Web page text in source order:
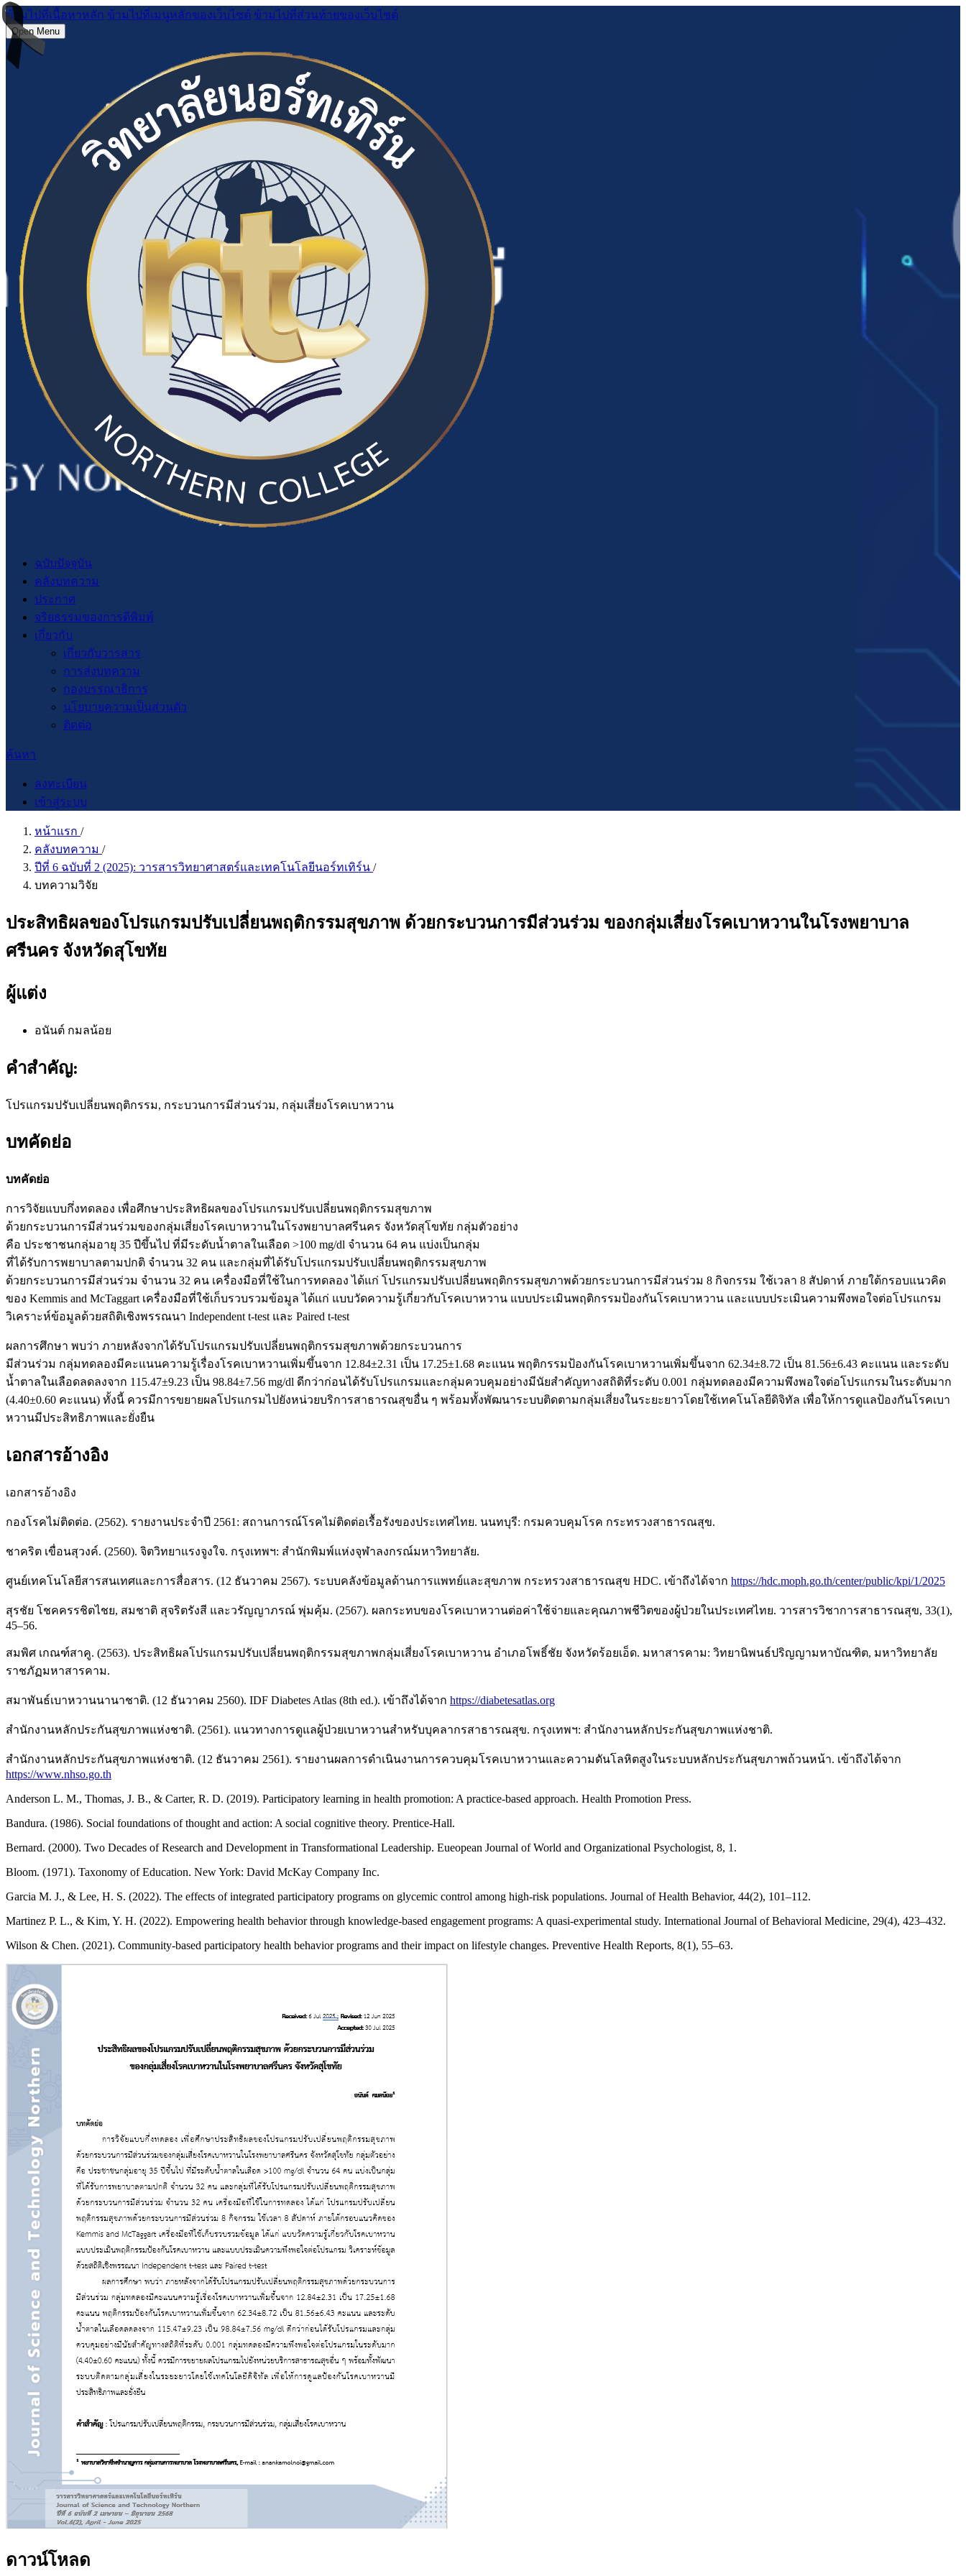
ข้ามไปที่เนื้อหาหลัก ข้ามไปที่เมนูหลักของเว็บไซต์ ข้ามไปที่ส่วนท้ายของเว็บไซต์
Open Menu
ฉบับปัจจุบัน
คลังบทความ
ประกาศ
จริยธรรมของการตีพิมพ์
เกี่ยวกับ
เกี่ยวกับวารสาร
การส่งบทความ
กองบรรณาธิการ
นโยบายความเป็นส่วนตัว
ติดต่อ
ค้นหา
ลงทะเบียน
เข้าสู่ระบบ
หน้าแรก /
คลังบทความ /
ปีที่ 6 ฉบับที่ 2 (2025): วารสารวิทยาศาสตร์และเทคโนโลยีนอร์ทเทิร์น /
บทความวิจัย
ประสิทธิผลของโปรแกรมปรับเปลี่ยนพฤติกรรมสุขภาพ ด้วยกระบวนการมีส่วนร่วม ของกลุ่มเสี่ยงโรคเบาหวานในโรงพยาบาล
ศรีนคร จังหวัดสุโขทัย
ผู้แต่ง
อนันต์ กมลน้อย
คำสำคัญ:
โปรแกรมปรับเปลี่ยนพฤติกรรม, กระบวนการมีส่วนร่วม, กลุ่มเสี่ยงโรคเบาหวาน
บทคัดย่อ
บทคัดย่อ
การวิจัยแบบกึ่งทดลอง เพื่อศึกษาประสิทธิผลของโปรแกรมปรับเปลี่ยนพฤติกรรมสุขภาพ
ด้วยกระบวนการมีส่วนร่วมของกลุ่มเสี่ยงโรคเบาหวานในโรงพยาบาลศรีนคร จังหวัดสุโขทัย กลุ่มตัวอย่าง
คือ ประชาชนกลุ่มอายุ 35 ปีขึ้นไป ที่มีระดับน้ำตาลในเลือด >100 mg/dl จำนวน 64 คน แบ่งเป็นกลุ่ม
ที่ได้รับการพยาบาลตามปกติ จำนวน 32 คน และกลุ่มที่ได้รับโปรแกรมปรับเปลี่ยนพฤติกรรมสุขภาพ
ด้วยกระบวนการมีส่วนร่วม จำนวน 32 คน เครื่องมือที่ใช้ในการทดลอง ได้แก่ โปรแกรมปรับเปลี่ยนพฤติกรรมสุขภาพด้วยกระบวนการมีส่วนร่วม 8 กิจกรรม ใช้เวลา 8 สัปดาห์ ภายใต้กรอบแนวคิด
ของ Kemmis and McTaggart เครื่องมือที่ใช้เก็บรวบรวมข้อมูล ได้แก่ แบบวัดความรู้เกี่ยวกับโรคเบาหวาน แบบประเมินพฤติกรรมป้องกันโรคเบาหวาน และแบบประเมินความพึงพอใจต่อโปรแกรม
วิเคราะห์ข้อมูลด้วยสถิติเชิงพรรณนา Independent t-test และ Paired t-test
ผลการศึกษา พบว่า ภายหลังจากได้รับโปรแกรมปรับเปลี่ยนพฤติกรรมสุขภาพด้วยกระบวนการ
มีส่วนร่วม กลุ่มทดลองมีคะแนนความรู้เรื่องโรคเบาหวานเพิ่มขึ้นจาก 12.84±2.31 เป็น 17.25±1.68 คะแนน พฤติกรรมป้องกันโรคเบาหวานเพิ่มขึ้นจาก 62.34±8.72 เป็น 81.56±6.43 คะแนน และระดับ
น้ำตาลในเลือดลดลงจาก 115.47±9.23 เป็น 98.84±7.56 mg/dl ดีกว่าก่อนได้รับโปรแกรมและกลุ่มควบคุมอย่างมีนัยสำคัญทางสถิติที่ระดับ 0.001 กลุ่มทดลองมีความพึงพอใจต่อโปรแกรมในระดับมาก
(4.40±0.60 คะแนน) ทั้งนี้ ควรมีการขยายผลโปรแกรมไปยังหน่วยบริการสาธารณสุขอื่น ๆ พร้อมทั้งพัฒนาระบบติดตามกลุ่มเสี่ยงในระยะยาวโดยใช้เทคโนโลยีดิจิทัล เพื่อให้การดูแลป้องกันโรคเบา
หวานมีประสิทธิภาพและยั่งยืน
เอกสารอ้างอิง
เอกสารอ้างอิง
กองโรคไม่ติดต่อ. (2562). รายงานประจำปี 2561: สถานการณ์โรคไม่ติดต่อเรื้อรังของประเทศไทย. นนทบุรี: กรมควบคุมโรค กระทรวงสาธารณสุข.
ชาคริต เขื่อนสุวงค์. (2560). จิตวิทยาแรงจูงใจ. กรุงเทพฯ: สำนักพิมพ์แห่งจุฬาลงกรณ์มหาวิทยาลัย.
ศูนย์เทคโนโลยีสารสนเทศและการสื่อสาร. (12 ธันวาคม 2567). ระบบคลังข้อมูลด้านการแพทย์และสุขภาพ กระทรวงสาธารณสุข HDC. เข้าถึงได้จาก https://hdc.moph.go.th/center/public/kpi/1/2025
สุรชัย โชคครรชิตไชย, สมชาติ สุจริตรังสี และวรัญญาภรณ์ พุ่มคุ้ม. (2567). ผลกระทบของโรคเบาหวานต่อค่าใช้จ่ายและคุณภาพชีวิตของผู้ป่วยในประเทศไทย. วารสารวิชาการสาธารณสุข, 33(1),
45–56.
สมพิศ เกณฑ์สาคู. (2563). ประสิทธิผลโปรแกรมปรับเปลี่ยนพฤติกรรมสุขภาพกลุ่มเสี่ยงโรคเบาหวาน อำเภอโพธิ์ชัย จังหวัดร้อยเอ็ด. มหาสารคาม: วิทยานิพนธ์ปริญญามหาบัณฑิต, มหาวิทยาลัย
ราชภัฏมหาสารคาม.
สมาพันธ์เบาหวานนานาชาติ. (12 ธันวาคม 2560). IDF Diabetes Atlas (8th ed.). เข้าถึงได้จาก https://diabetesatlas.org
สำนักงานหลักประกันสุขภาพแห่งชาติ. (2561). แนวทางการดูแลผู้ป่วยเบาหวานสำหรับบุคลากรสาธารณสุข. กรุงเทพฯ: สำนักงานหลักประกันสุขภาพแห่งชาติ.
สำนักงานหลักประกันสุขภาพแห่งชาติ. (12 ธันวาคม 2561). รายงานผลการดำเนินงานการควบคุมโรคเบาหวานและความดันโลหิตสูงในระบบหลักประกันสุขภาพถ้วนหน้า. เข้าถึงได้จาก
https://www.nhso.go.th
Anderson L. M., Thomas, J. B., & Carter, R. D. (2019). Participatory learning in health promotion: A practice-based approach. Health Promotion Press.
Bandura. (1986). Social foundations of thought and action: A social cognitive theory. Prentice-Hall.
Bernard. (2000). Two Decades of Research and Development in Transformational Leadership. Eueopean Journal of World and Organizational Psychologist, 8, 1.
Bloom. (1971). Taxonomy of Education. New York: David McKay Company Inc.
Garcia M. J., & Lee, H. S. (2022). The effects of integrated participatory programs on glycemic control among high-risk populations. Journal of Health Behavior, 44(2), 101–112.
Martinez P. L., & Kim, Y. H. (2022). Empowering health behavior through knowledge-based engagement programs: A quasi-experimental study. International Journal of Behavioral Medicine, 29(4), 423–432.
Wilson & Chen. (2021). Community-based participatory health behavior programs and their impact on lifestyle changes. Preventive Health Reports, 8(1), 55–63.
ดาวน์โหลด